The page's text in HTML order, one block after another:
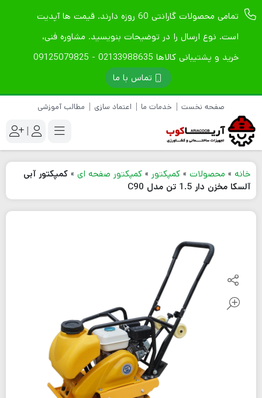
تمامی محصولات گارانتی 60 روزه دارند. قیمت ها آپدیت
است. نوع ارسال را در توضیحات بنویسید. مشاوره فنی،
خرید و پشتیبانی کالاها 02133988635 - 09125079825
تماس با ما
صفحه نخست خدمات ما اعتماد سازی مطالب آموزشی
|
خانه » محصولات » کمپکتور » کمپکتور صفحه ای » کمپکتور آبی
آلسکا مخزن دار 1.5 تن مدل C90